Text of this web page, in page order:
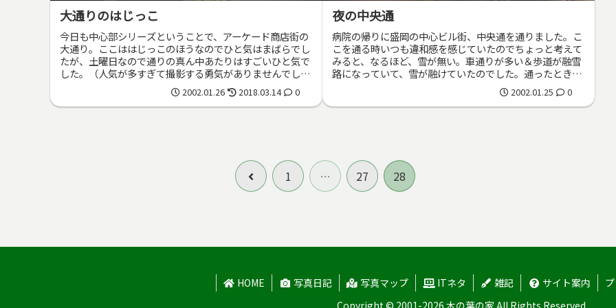
大通りのはじっこ
今日も中心部シリーズということで、アーケード商店街の
大通り。ここははじっこのほうなのでひと気はまばらでし
たが、土曜日なので通りの真ん中あたりはすごいひと気で
した。（人気が多すぎて撮影する勇気がありませんでした
2002.01.26 2018.03.14 0
夜の中央通
病院の帰りに盛岡の中心ビル街、中央通を通りました。こ
こを通る時いつも違和感を感じていたのでちょっと考えて
みると、なるほど、雪が無い。車通りが多い＆歩道が融雪
路になっていて、雪が融けていたのでした。通ったときは
2002.01.25 0
前
1 … 27 28
HOME 写真日記 写真マップ ITネタ 雑記 サイト案内